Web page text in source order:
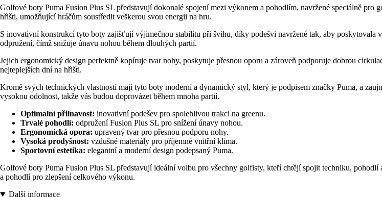
Golfové boty Puma Fusion Plus SL představují dokonalé spojení mezi výkonem a pohodlím, navržené speciálně
hřišti, umožňující hráčům soustředit veškerou svou energii na hru.
S inovativní konstrukcí tyto boty zajišťují výjimečnou stabilitu při švihu, díky podešvi navržené tak, aby
odpružení, čímž snižuje únavu nohou během dlouhých partií.
Jejich ergonomický design perfektně kopíruje tvar nohy, poskytuje přesnou oporu a zároveň podporuje dobrou
nejteplejších dní na hřišti.
Kromě svých technických vlastností mají tyto boty moderní a dynamický styl, který je podpisem značky Puma, a
vysokou odolnost, takže vás budou doprovázet během mnoha partií.
Optimalní přilnavost: inovativní podešev pro spolehlivou trakci na greenu.
Trvalé pohodlí: odpružení Fusion Plus SL pro snížení únavy nohou.
Ergonomická opora: upravený tvar pro přesnou podporu nohy.
Vysoká prodyšnost: vzdušné materiály pro příjemné vnitřní klima.
Sportovní estetika: elegantní a moderní design podepsaný Puma.
Golfové boty Puma Fusion Plus SL představují ideální volbu pro všechny golfisty, kteří chtějí spojit techniku,
a pohodlí pro zlepšení celkového výkonu.
Další informace